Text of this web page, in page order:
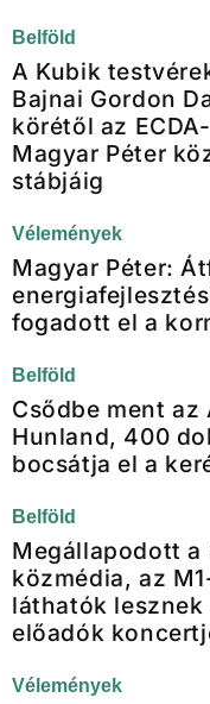
Belföld
A Kubik
Bajnai Gordon
körétől az
Magyar Péter
stábjáig
Vélemények
Magyar Péter:
fogadott el a
Belföld
Csődbe ment az
Hunland, 400
bocsátja el a
Belföld
Megállapodott a
közmédia, az
láthatók lesznek
előadók
Vélemények